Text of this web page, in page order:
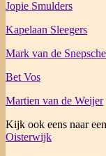
Jopie Smulders
Kapelaan Sleegers
Mark van de
Bet Vos
Martien van de Weijer
Kijk ook eens naar
Oisterwijk